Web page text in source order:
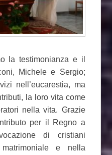
la testimonianza e il
Michele e Sergio;
nell’eucarestia, ma
la loro vita come
nella vita. Grazie
per il Regno a
di cristiani
e nella